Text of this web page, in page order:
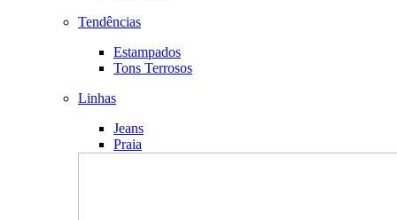
Tendências
Estampados
Tons Terrosos
Linhas
Jeans
Praia